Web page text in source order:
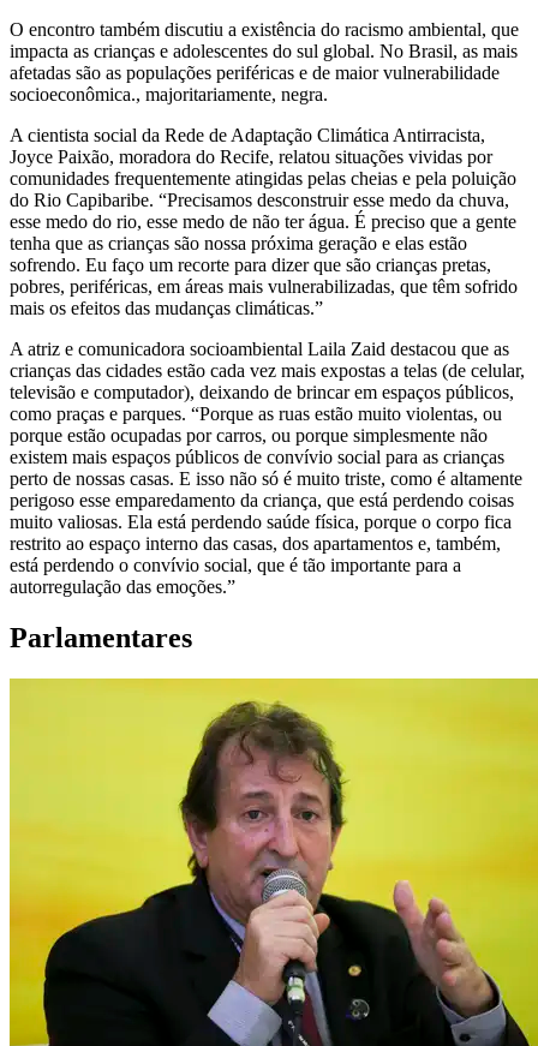
O encontro também discutiu a existência do racismo ambiental, que
impacta as crianças e adolescentes do sul global. No Brasil, as mais
afetadas são as populações periféricas e de maior vulnerabilidade
socioeconômica., majoritariamente, negra.
A cientista social da Rede de Adaptação Climática Antirracista,
Joyce Paixão, moradora do Recife, relatou situações vividas por
comunidades frequentemente atingidas pelas cheias e pela poluição
do Rio Capibaribe. “Precisamos desconstruir esse medo da chuva,
esse medo do rio, esse medo de não ter água. É preciso que a gente
tenha que as crianças são nossa próxima geração e elas estão
sofrendo. Eu faço um recorte para dizer que são crianças pretas,
pobres, periféricas, em áreas mais vulnerabilizadas, que têm sofrido
mais os efeitos das mudanças climáticas.”
A atriz e comunicadora socioambiental Laila Zaid destacou que as
crianças das cidades estão cada vez mais expostas a telas (de celular,
televisão e computador), deixando de brincar em espaços públicos,
como praças e parques. “Porque as ruas estão muito violentas, ou
porque estão ocupadas por carros, ou porque simplesmente não
existem mais espaços públicos de convívio social para as crianças
perto de nossas casas. E isso não só é muito triste, como é altamente
perigoso esse emparedamento da criança, que está perdendo coisas
muito valiosas. Ela está perdendo saúde física, porque o corpo fica
restrito ao espaço interno das casas, dos apartamentos e, também,
está perdendo o convívio social, que é tão importante para a
autorregulação das emoções.”
Parlamentares